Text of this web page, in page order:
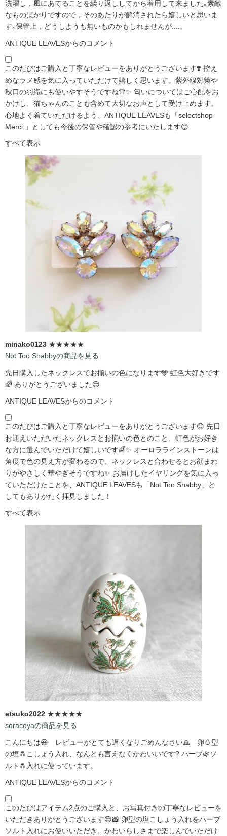
洗濯し，風にあてることを繰り返ししてから着用して来ました｡素敵
なものばかりですので，そのあたりが解消されたら嬉しいと思いま
す｡保管上，どうしようも無いものかもしれませんが....。
ANTIQUE LEAVESからのコメント
このたびはご購入と丁寧なレビューをありがとうございます❣️ 控え
めなラメ感を気に入っていただけて嬉しく思います。紫外線対策や
秋口の羽織にも使いやすそうですね👚✨ 匂いについてはご心配をお
かけし、猫ちゃんのことも含めて大切なお声として受け止めます。
心地よく着ていただけるよう、ANTIQUE LEAVESも「selectshop
Merci.」としても今後の保管や確認の参考にいたします😊
すべて表示
minako0123 ★★★★★
Not Too Shabbyの商品を見る
先日購入したネックレスてお揃いの色になります🩵 虹色大好きです
🌈 ありがとうございました😊
ANTIQUE LEAVESからのコメント
このたびはご購入と丁寧なレビューをありがとうございます😊 先日
お迎えいただいたネックレスとお揃いの色とのこと、虹色がお好き
な方に選んでいただけて嬉しいです🌈✨ オーロララインストーンは
角度で色の見え方が変わるので、ネックレスと合わせるとお顔まわ
りがやさしく華やぎそうですね✨ お届けしたイヤリングを気に入っ
ていただけたことを、ANTIQUE LEAVESも「Not Too Shabby」と
してもありがたく拝見しました！
すべて表示
etsuko2022 ★★★★★
soracoyaの商品を見る
こんにちは😃 レビューがとても遅くなりごめんなさい🙏 卵🥚型
の塩🧂こしょう入れ、なんとも言えなくかわいいです?️ ハーブ🌿ソ
ルト🧂入れに使っています。
ANTIQUE LEAVESからのコメント
このたびはアイテム2点のご購入と、お写真付きの丁寧なレビューを
いただきありがとうございます😊📸 卵型の塩こしょう入れをハーブ
ソルト入れにお使いいただき、かわいらしさまで楽しんでいただけ